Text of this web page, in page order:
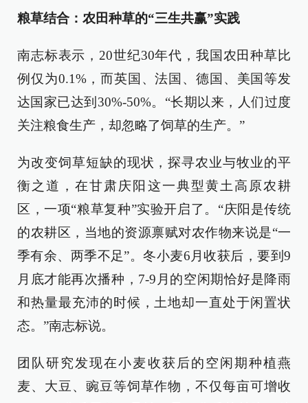
粮草结合：农田种草的“三生共赢”实践
南志标表示，20世纪30年代，我国农田种草比
例仅为0.1%，而英国、法国、德国、美国等发
达国家已达到30%-50%。“长期以来，人们过度
关注粮食生产，却忽略了饲草的生产。”
为改变饲草短缺的现状，探寻农业与牧业的平
衡之道，在甘肃庆阳这一典型黄土高原农耕
区，一项“粮草复种”实验开启了。“庆阳是传统
的农耕区，当地的资源禀赋对农作物来说是“一
季有余、两季不足”。冬小麦6月收获后，要到9
月底才能再次播种，7-9月的空闲期恰好是降雨
和热量最充沛的时候，土地却一直处于闲置状
态。”南志标说。
团队研究发现在小麦收获后的空闲期种植燕
麦、大豆、豌豆等饲草作物，不仅每亩可增收